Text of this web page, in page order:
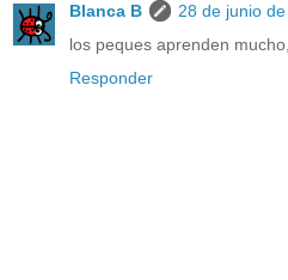
Blanca B
28 de junio
los peques aprenden
Responder